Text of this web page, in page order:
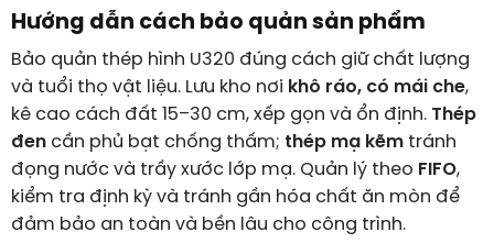
Hướng dẫn cách bảo quản sản phẩm
Bảo quản thép hình U320 đúng cách giữ chất lượng
và tuổi thọ vật liệu. Lưu kho nơi khô ráo, có mái che,
kê cao cách đất 15–30 cm, xếp gọn và ổn định. Thép
đencần phủ bạt chống thấm; thép mạ kẽmtránh
đọng nước và trầy xước lớp mạ. Quản lý theo FIFO,
kiểm tra định kỳ và tránh gần hóa chất ăn mòn để
đảm bảo an toàn và bền lâu cho công trình.